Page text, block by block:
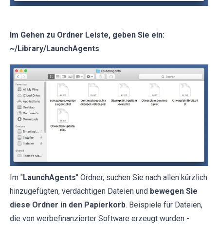
Im Gehen zu Ordner Leiste, geben Sie ein:
~/Library/LaunchAgents
Im "LaunchAgents" Ordner, suchen Sie nach allen kürzlich
hinzugefügten, verdächtigen Dateien und bewegen Sie
diese Ordner in den Papierkorb. Beispiele für Dateien,
die von werbefinanzierter Software erzeugt wurden -